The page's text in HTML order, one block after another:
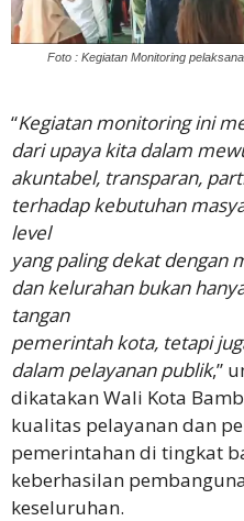
Foto : Kegiatan Monitoring
“Kegiatan monitoring ini
dari upaya kita dalam
akuntabel, transparan,
terhadap kebutuhan
level
yang paling dekat dengan
dan kelurahan bukan
tangan
pemerintah kota, tetapi
dalam pelayanan publik,”
dikatakan Wali Kota
kualitas pelayanan dan
pemerintahan di tingkat
keberhasilan
keseluruhan.